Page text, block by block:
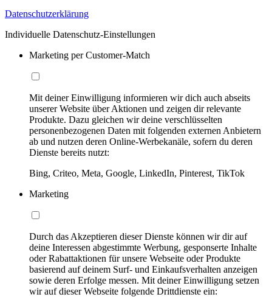
Datenschutzerklärung
Individuelle Datenschutz-Einstellungen
Marketing per Customer-Match
Mit deiner Einwilligung informieren wir dich auch abseits
unserer Website über Aktionen und zeigen dir relevante
Produkte. Dazu gleichen wir deine verschlüsselten
personenbezogenen Daten mit folgenden externen Anbietern
ab und nutzen deren Online-Werbekanäle, sofern du deren
Dienste bereits nutzt:
Bing, Criteo, Meta, Google, LinkedIn, Pinterest, TikTok
Marketing
Durch das Akzeptieren dieser Dienste können wir dir auf
deine Interessen abgestimmte Werbung, gesponserte Inhalte
oder Rabattaktionen für unsere Webseite oder Produkte
basierend auf deinem Surf- und Einkaufsverhalten anzeigen
sowie deren Erfolge messen. Mit deiner Einwilligung setzen
wir auf dieser Webseite folgende Drittdienste ein: